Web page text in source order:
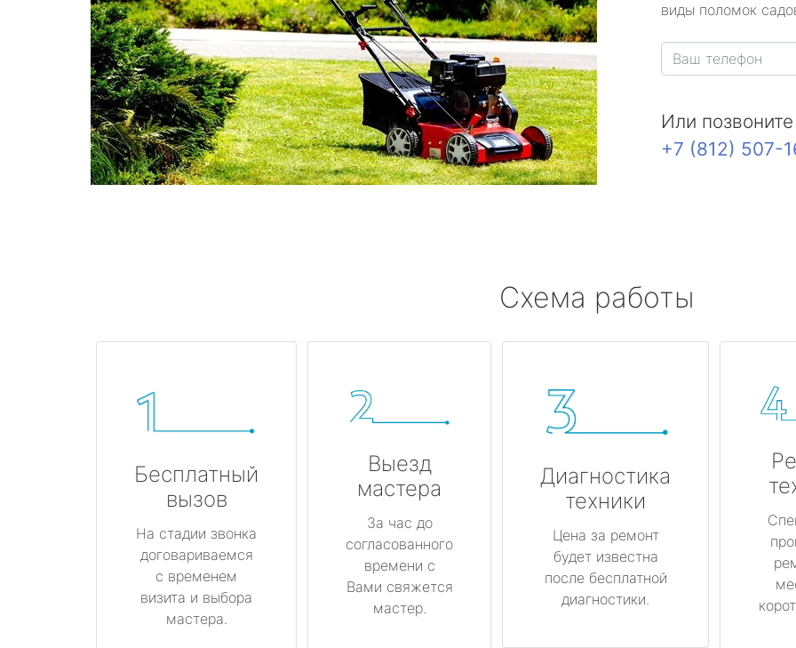
виды поломок
Или
+7 (812) 507-
Схема работы
Бесплатный
вызов
На стадии звонка
договариваемся
с временем
визита и выбора
мастера.
Выезд
мастера
За час до
согласованного
времени с
Вами свяжется
мастер.
Диагностика
техники
Цена за ремонт
будет известна
после бесплатной
диагностики.